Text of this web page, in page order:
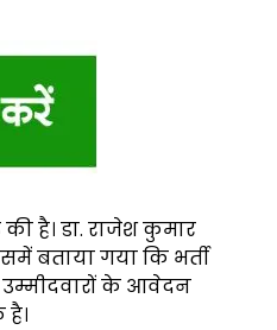
है। डा. राजेश कुमार
बताया गया कि भर्ती
उम्मीदवारों के आवेदन